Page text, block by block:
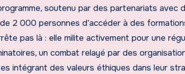
soutenu par des partenariats avec
2 000 personnes d’accéder à des
pas là : elle milite activement pour une
un combat relayé par des
intégrant des valeurs éthiques dans leur